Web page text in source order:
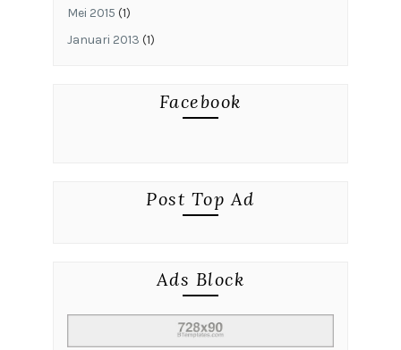
Mei 2015 (1)
Januari 2013 (1)
Facebook
Post Top Ad
Ads Block